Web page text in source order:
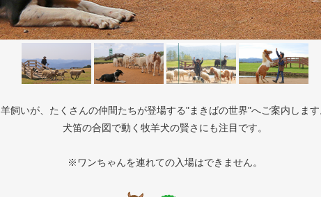
羊飼いが、たくさんの仲間たちが登場する"まきばの世界"へご案内しま
犬笛の合図で動く牧羊犬の賢さにも注目です。
※ワンちゃんを連れての入場はできません。